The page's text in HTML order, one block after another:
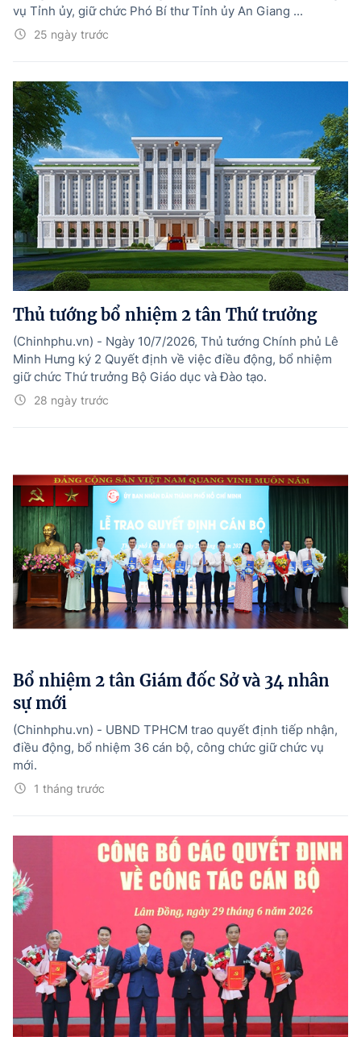
25 ngày trước
vụ Tỉnh ủy, giữ chức Phó Bí thư Tỉnh ủy An Giang ...
Thủ tướng bổ nhiệm 2 tân Thứ trưởng
28 ngày trước
(Chinhphu.vn) - Ngày 10/7/2026, Thủ tướng Chính phủ Lê
Minh Hưng ký 2 Quyết định về việc điều động, bổ nhiệm
giữ chức Thứ trưởng Bộ Giáo dục và Đào tạo.
Bổ nhiệm 2 tân Giám đốc Sở và 34 nhân
sự mới
1 tháng trước
(Chinhphu.vn) - UBND TPHCM trao quyết định tiếp nhận,
điều động, bổ nhiệm 36 cán bộ, công chức giữ chức vụ
mới.